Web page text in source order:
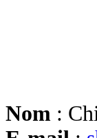
Nom :